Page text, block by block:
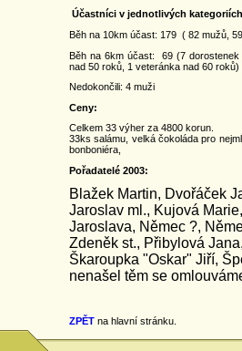
Účastníci v jednotlivých
Běh na 10km účast: 179 ( 82 mužů,
Běh na 6km účast:
69 (7
nad 50 roků, 1 veteránka nad 60 roků)
Nedokončili: 4 muži
Ceny:
Celkem 33 výher za 4800 korun.
33ks salámu, velká čokoláda pro
bonboniéra,
Pořadatelé 2003:
Blažek Martin, Dvořáček
Jaroslav ml., Kujová
Jaroslava, Němec ?,
Zdeněk st., Přibylová
Škaroupka "Oskar" Jiří,
nenašel těm se
ZPĚT na hlavní stránku.